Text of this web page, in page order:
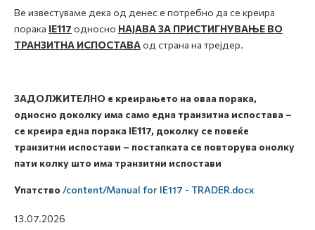
Ве известуваме дека од денес е потребно да се креира
порака IE117 односно НАЈАВА ЗА ПРИСТИГНУВАЊЕ ВО
ТРАНЗИТНА ИСПОСТАВАод страна на трејдер.
ЗАДОЛЖИТЕЛНО е креирањето на оваа порака,
односно доколку има само една транзитна испостава –
се креира една порака IE117, доколку се повеќе
транзитни испостави – постапката се повторува онолку
пати колку што има транзитни испостави
Упатство /content/Manual for IE117 - TRADER.docx
13.07.2026